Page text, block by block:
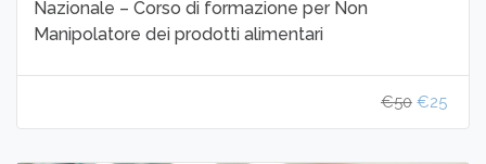
Nazionale – Corso di formazione per Non
Manipolatore dei prodotti alimentari
€50 €25